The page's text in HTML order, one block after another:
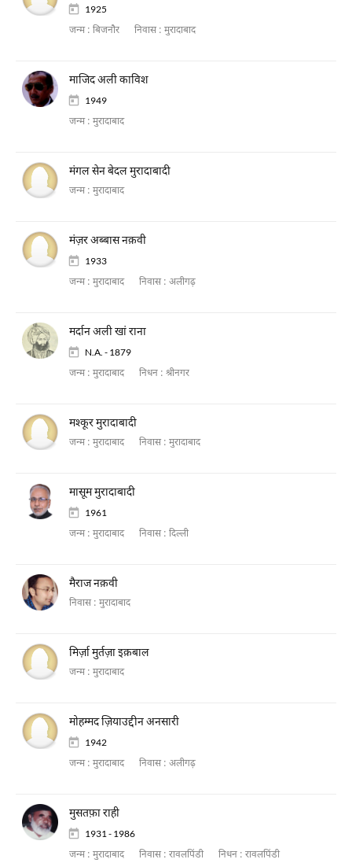
1925
जन्म : बिजनौर निवास : मुरादाबाद
माजिद अली काविश
1949
जन्म : मुरादाबाद
मंगल सेन बेदल मुरादाबादी
जन्म : मुरादाबाद
मंज़र अब्बास नक़वी
1933
जन्म : मुरादाबाद निवास : अलीगढ़
मर्दान अली खां राना
N.A. - 1879
जन्म : मुरादाबाद निधन : श्रीनगर
मश्कूर मुरादाबादी
जन्म : मुरादाबाद निवास : मुरादाबाद
मासूम मुरादाबादी
1961
जन्म : मुरादाबाद निवास : दिल्ली
मैराज नक़वी
निवास : मुरादाबाद
मिर्ज़ा मुर्तज़ा इक़बाल
जन्म : मुरादाबाद
मोहम्मद ज़ियाउद्दीन अनसारी
1942
जन्म : मुरादाबाद निवास : अलीगढ़
मुसतफ़ा राही
1931 - 1986
जन्म : मुरादाबाद निवास : रावलपिंडी निधन : रावलपिंडी